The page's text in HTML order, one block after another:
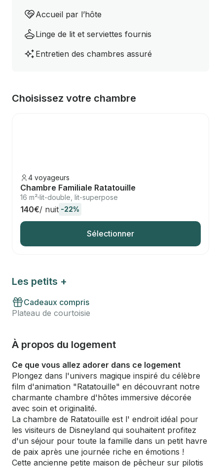
Accueil par l’hôte
Linge de lit et serviettes fournis
Entretien des chambres assuré
Choisissez votre chambre
4 voyageurs
Chambre Familiale Ratatouille
16 m² lit-double, lit-superpose
140€/ nuit -22%
Sélectionner
Les petits +
Cadeaux compris
Plateau de courtoisie
À propos du logement
Ce que vous allez adorer dans ce logement
Plongez dans l'univers magique inspiré du célèbre
film d'animation "Ratatouille" en découvrant notre
charmante chambre d'hôtes immersive décorée
avec soin et originalité.
La chambre de Ratatouille est l' endroit idéal pour
les visiteurs de Disneyland qui souhaitent profitez
d'un séjour pour toute la famille dans un petit havre
de paix après une journée riche en émotions !
Cette ancienne petite maison de pêcheur sur pilotis